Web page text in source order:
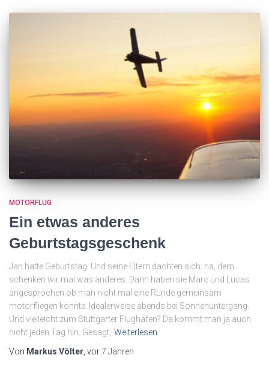
MOTORFLUG
Ein etwas anderes
Geburtstagsgeschenk
Jan hatte Geburtstag. Und seine Eltern dachten sich: na, dem
schenken wir mal was anderes. Dann haben sie Marc und Lucas
angesprochen ob man nicht mal eine Runde gemeinsam
motorfliegen könnte. Idealerweise abends bei Sonnenuntergang.
Und vielleicht zum Stuttgarter Flughafen? Da kommt man ja auch
nicht jeden Tag hin. Gesagt, Weiterlesen
Von Markus Völter, vor7 Jahren